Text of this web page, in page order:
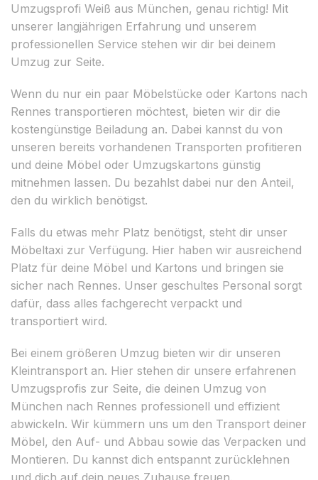
Umzugsprofi Weiß aus München, genau richtig! Mit
unserer langjährigen Erfahrung und unserem
professionellen Service stehen wir dir bei deinem
Umzug zur Seite.
Wenn du nur ein paar Möbelstücke oder Kartons nach
Rennes transportieren möchtest, bieten wir dir die
kostengünstige Beiladung an. Dabei kannst du von
unseren bereits vorhandenen Transporten profitieren
und deine Möbel oder Umzugskartons günstig
mitnehmen lassen. Du bezahlst dabei nur den Anteil,
den du wirklich benötigst.
Falls du etwas mehr Platz benötigst, steht dir unser
Möbeltaxi zur Verfügung. Hier haben wir ausreichend
Platz für deine Möbel und Kartons und bringen sie
sicher nach Rennes. Unser geschultes Personal sorgt
dafür, dass alles fachgerecht verpackt und
transportiert wird.
Bei einem größeren Umzug bieten wir dir unseren
Kleintransport an. Hier stehen dir unsere erfahrenen
Umzugsprofis zur Seite, die deinen Umzug von
München nach Rennes professionell und effizient
abwickeln. Wir kümmern uns um den Transport deiner
Möbel, den Auf- und Abbau sowie das Verpacken und
Montieren. Du kannst dich entspannt zurücklehnen
und dich auf dein neues Zuhause freuen.